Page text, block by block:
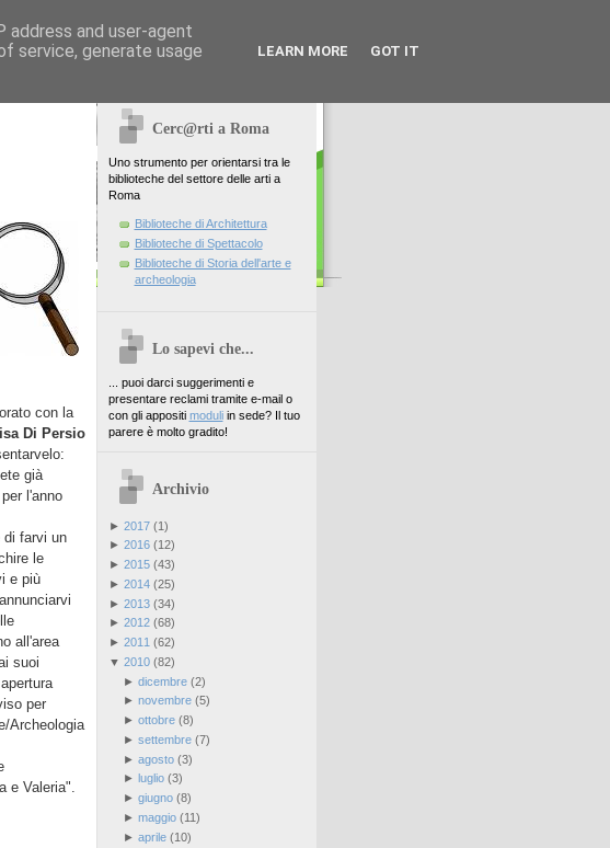
con la
Di Persio
già
l'anno
di farvi un
le
e più
all'area
suoi
per
Archeologia
e Valeria".
Cerc@rti a Roma
Uno strumento per orientarsi tra le
biblioteche del settore delle arti a
Roma
Biblioteche di Architettura
Biblioteche di Spettacolo
Biblioteche di Storia dell'arte e
archeologia
Lo sapevi che...
... puoi darci suggerimenti e
presentare reclami tramite e-mail o
con gli appositi moduliin sede? Il tuo
parere è molto gradito!
Archivio
► 2017(1)
► 2016(12)
► 2015(43)
► 2014(25)
► 2013(34)
► 2012(68)
► 2011 (62)
▼ 2010(82)
► dicembre(2)
► novembre(5)
► ottobre(8)
► settembre(7)
► agosto(3)
► luglio(3)
► giugno(8)
► maggio(11)
► aprile(10)
address and user-agent
service, generate usage
LEARN MORE GOT IT